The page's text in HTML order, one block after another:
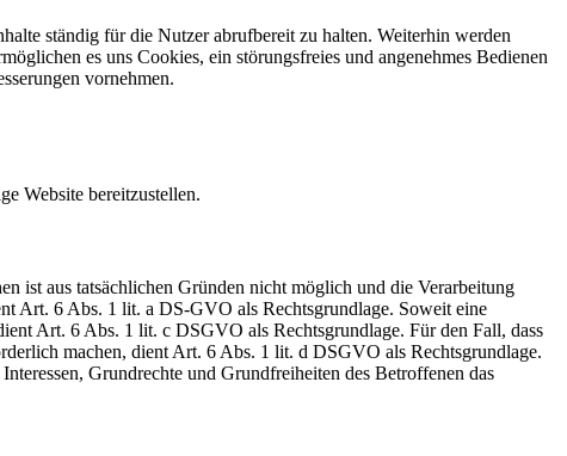
ständig für die Nutzer abrufbereit zu halten. Weiterhin werden
es uns Cookies, ein störungsfreies und angenehmes Bedienen
vornehmen.
Website bereitzustellen.
ist aus tatsächlichen Gründen nicht möglich und die Verarbeitung
Art. 6 Abs. 1 lit. a DS-GVO als Rechtsgrundlage. Soweit eine
Art. 6 Abs. 1 lit. c DSGVO als Rechtsgrundlage. Für den Fall, dass
machen, dient Art. 6 Abs. 1 lit. d DSGVO als Rechtsgrundlage.
Grundrechte und Grundfreiheiten des Betroffenen das